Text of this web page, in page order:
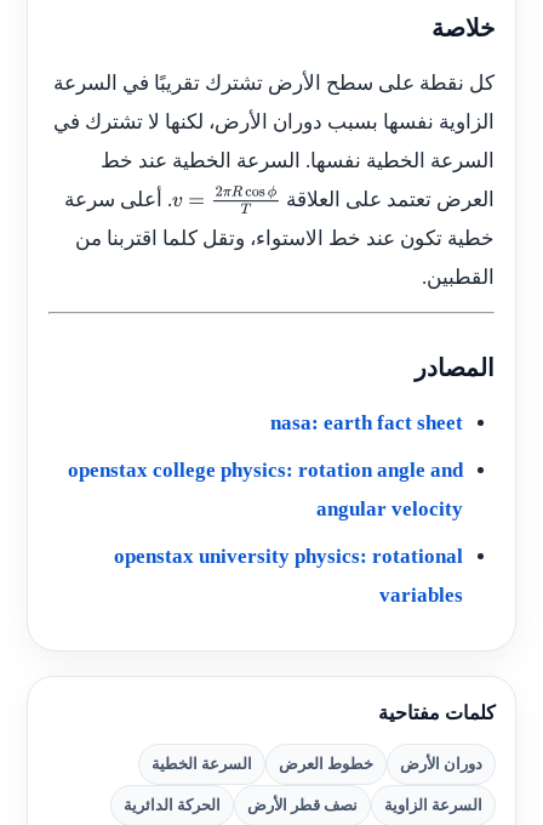
خلاصة
كل نقطة على سطح الأرض تشترك تقريبًا في السرعة
الزاوية نفسها بسبب دوران الأرض، لكنها لا تشترك في
السرعة الخطية نفسها. السرعة الخطية عند خط
العرض تعتمد على العلاقة
v =2 πRcosϕ
T
. أعلى سرعة
خطية تكون عند خط الاستواء، وتقل كلما اقتربنا من
القطبين.
المصادر
nasa: earth fact sheet
openstax college physics: rotation angle and
angular velocity
openstax university physics: rotational
variables
كلمات مفتاحية
دوران الأرض خطوط العرض السرعة الخطية
السرعة الزاوية نصف قطر الأرض الحركة الدائرية